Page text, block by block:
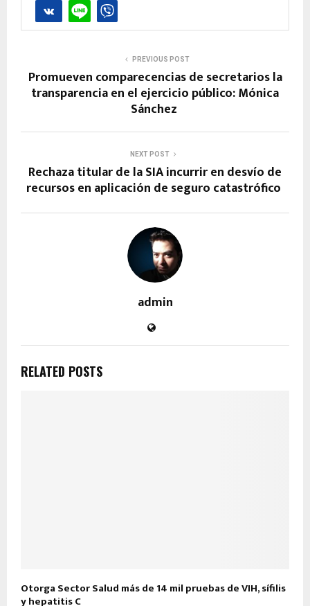
PREVIOUS POST
Promueven comparecencias de secretarios la
transparencia en el ejercicio público: Mónica
Sánchez
NEXT POST
Rechaza titular de la SIA incurrir en desvío de
recursos en aplicación de seguro catastrófico
admin
RELATED POSTS
Otorga Sector Salud más de 14 mil pruebas de VIH, sífilis
y hepatitis C